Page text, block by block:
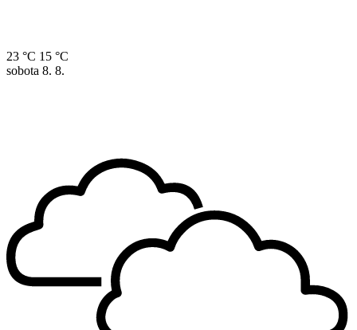
23 °C 15 °C
sobota 8. 8.